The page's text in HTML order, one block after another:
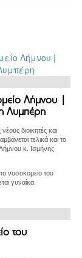
Λήμνου |
Λυμπέρη
διοικητές και
τελικά και το
κ. Ισμήνης
νοσοκομείο του
γυναίκα.
του